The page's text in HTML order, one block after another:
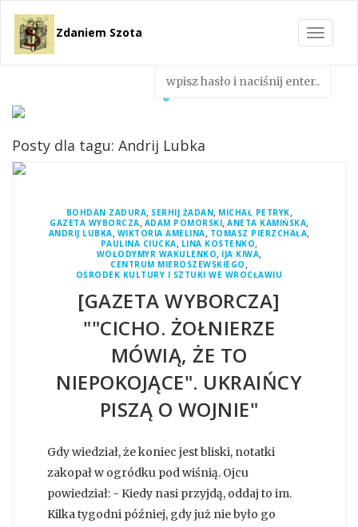
Toggle
Zdaniem Szota
Posty dla tagu: Andrij Lubka
BOHDAN ZADURA, SERHIJ ŻADAN, MICHAŁ PETRYK,
GAZETA WYBORCZA, ADAM POMORSKI, ANETA KAMIŃSKA,
ANDRIJ LUBKA, WIKTORIA AMELINA, TOMASZ PIERZCHAŁA,
PAULINA CIUCKA, LINA KOSTENKO,
WOŁODYMYR WAKULENKO, IJA KIWA,
CENTRUM MIEROSZEWSKIEGO ,
OŚRODEK KULTURY I SZTUKI WE WROCŁAWIU
[GAZETA WYBORCZA]
""CICHO. ŻOŁNIERZE
MÓWIĄ, ŻE TO
NIEPOKOJĄCE". UKRAIŃCY
PISZĄ O WOJNIE"
Gdy wiedział, że koniec jest bliski, notatki
zakopał w ogródku pod wiśnią. Ojcu
powiedział: - Kiedy nasi przyjdą, oddaj to im.
Kilka tygodni później, gdy już nie było go